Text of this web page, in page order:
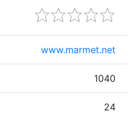
www.marmet.net
1040
24